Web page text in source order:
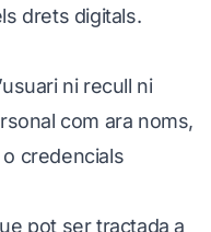
drets digitals.
ni recull ni
com ara noms,
credencials
pot ser tractada a